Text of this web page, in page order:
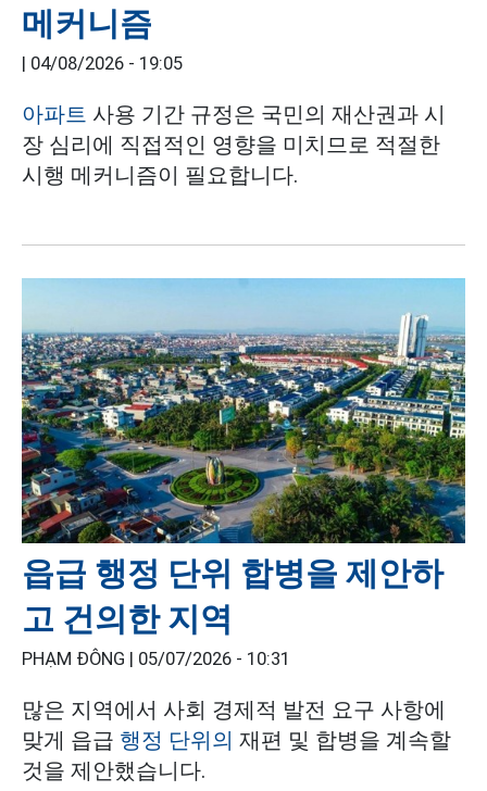
메커니즘
04/08/2026 - 19:05
아파트 사용 기간 규정은 국민의 재산권과 시
장 심리에 직접적인 영향을 미치므로 적절한
시행 메커니즘이 필요합니다.
읍급 행정 단위 합병을 제안하
고 건의한 지역
PHẠM ĐÔNG | 05/07/2026 - 10:31
많은 지역에서 사회 경제적 발전 요구 사항에
맞게 읍급 행정 단위의 재편 및 합병을 계속할
것을 제안했습니다.